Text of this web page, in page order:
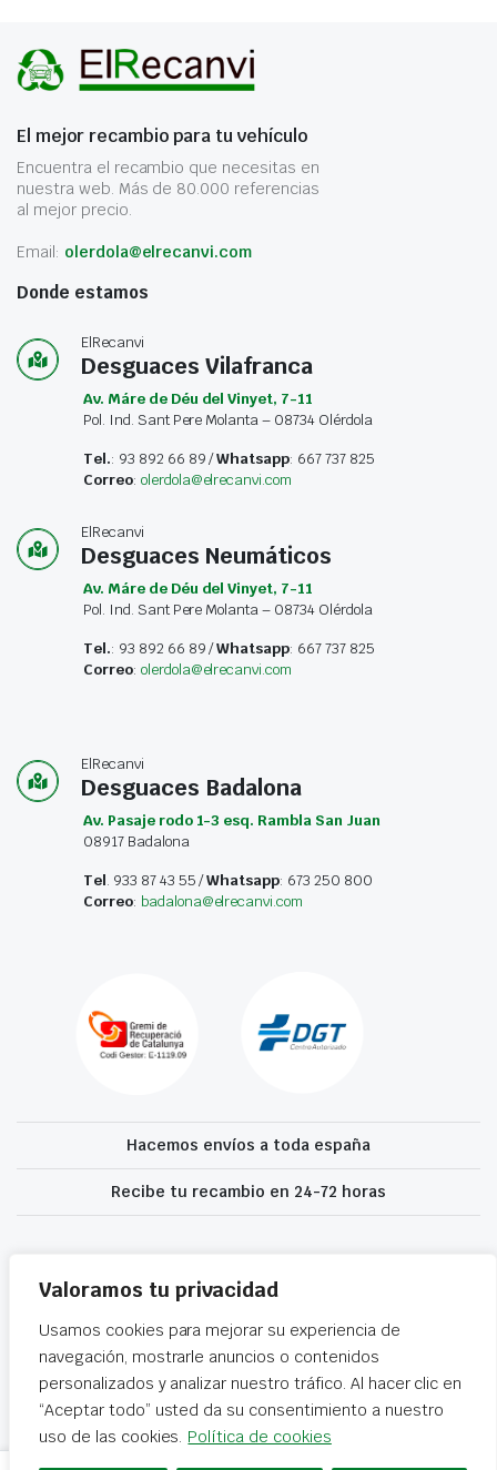
Valoramos tu privacidad
Usamos cookies para mejorar su experiencia de
navegación, mostrarle anuncios o contenidos
personalizados y analizar nuestro tráfico. Al hacer clic en
“Aceptar todo” usted da su consentimiento a nuestro
uso de las cookies. Política de cookies
El mejor recambio para tu vehículo
Encuentra el recambio que necesitas en
nuestra web. Más de 80.000 referencias
al mejor precio.
Email: olerdola@elrecanvi.com
Donde estamos
ElRecanvi
Desguaces Vilafranca
Av. Máre de Déu del Vinyet, 7-11
Pol. Ind. Sant Pere Molanta – 08734 Olérdola
Tel.: 93 892 66 89 /Whatsapp: 667 737 825
Correo: olerdola@elrecanvi.com
ElRecanvi
Desguaces Neumáticos
Av. Máre de Déu del Vinyet, 7-11
Pol. Ind. Sant Pere Molanta – 08734 Olérdola
Tel.: 93 892 66 89 /Whatsapp: 667 737 825
Correo: olerdola@elrecanvi.com
ElRecanvi
Desguaces Badalona
Av. Pasaje rodo 1-3 esq. Rambla San Juan
08917 Badalona
Tel. 933 87 43 55 /Whatsapp: 673 250 800
Correo: badalona@elrecanvi.com
Hacemos envíos a toda españa
Recibe tu recambio en 24-72 horas
accesibilidad